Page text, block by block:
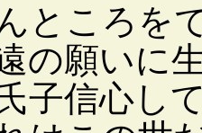
ところを
の願いに
子信心し